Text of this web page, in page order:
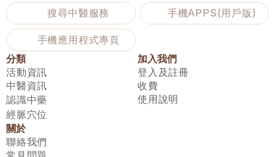
搜尋中醫服務 手機APPS(用戶版)
手機應用程式專頁
分類
活動資訊
中醫資訊
認識中藥
經脈穴位
加入我們
登入及註冊
收費
使用說明
關於
聯絡我們